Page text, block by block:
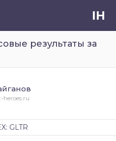
IH
результаты за
heroes.ru
GLTR